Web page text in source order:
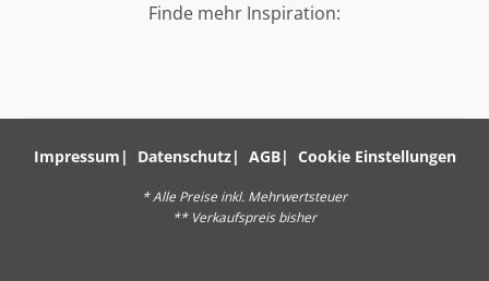
Finde mehr Inspiration:
Impressum Datenschutz AGB Cookie Einstellungen
* Alle Preise inkl. Mehrwertsteuer
** Verkaufspreis bisher